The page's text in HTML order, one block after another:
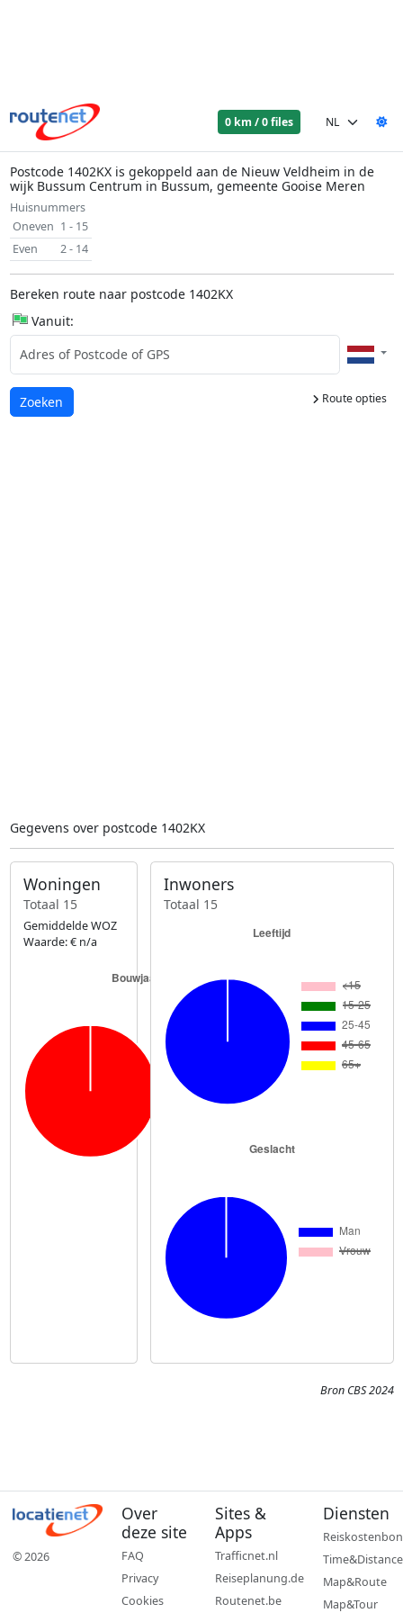
0 km / 0 files
Postcode 1402KX is gekoppeld aan de Nieuw Veldheim in de
wijk Bussum Centrum in Bussum, gemeente Gooise Meren
Huisnummers
Oneven 1 - 15
Even
2 - 14
Bereken route naar postcode 1402KX
Vanuit:
Route opties
Laden...
Zoeken
Gegevens over postcode 1402KX
Woningen
Totaal 15
Gemiddelde WOZ
Waarde: € n/a
Inwoners
Totaal 15
Bron CBS 2024
© 2026
Over
deze site
FAQ
Privacy
Cookies
Sites &
Apps
Trafficnet.nl
Reiseplanung.de
Routenet.be
Diensten
Reiskostenbon
Time&Distance
Map&Route
Map&Tour